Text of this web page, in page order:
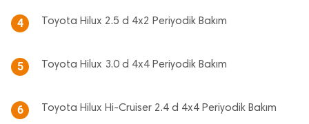
4 Toyota Hilux 2.5 d 4x2 Periyodik Bakım
5 Toyota Hilux 3.0 d 4x4 Periyodik Bakım
6 Toyota Hilux Hi-Cruiser 2.4 d 4x4 Periyodik Bakım